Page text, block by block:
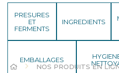
PRESURES
ET
FERMENTS
INGREDIENTS
EMBALLAGES
HOME NOS PRODUITS EN